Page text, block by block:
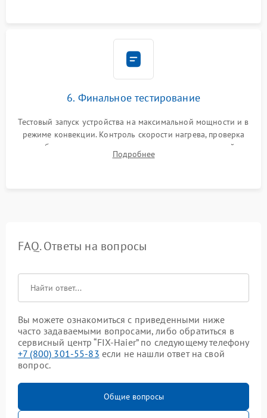
6. Финальное тестирование
Тестовый запуск устройства на максимальной мощности и в
режиме конвекции. Контроль скорости нагрева, проверка
срабатывания термостата при достижении заданной
температуры и тест на отсутствие утечек тока.
Подробнее
FAQ. Ответы на вопросы
Вы можете ознакомиться с приведенными ниже
часто задаваемыми вопросами, либо обратиться в
сервисный центр “FIX-Haier” по следующему телефону
+7 (800) 301-55-83 если не нашли ответ на свой
вопрос.
Общие вопросы